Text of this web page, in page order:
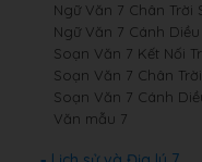
Ngữ Văn 7 Chân Trời
Ngữ Văn 7 Cánh Diều
Soạn Văn 7 Kết Nối
Soạn Văn 7 Chân
Soạn Văn 7 Cánh
Văn mẫu 7